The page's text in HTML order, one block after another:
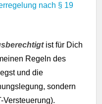
nach § 19
ist für Dich
Regeln des
und die
sondern
Versteuerung).